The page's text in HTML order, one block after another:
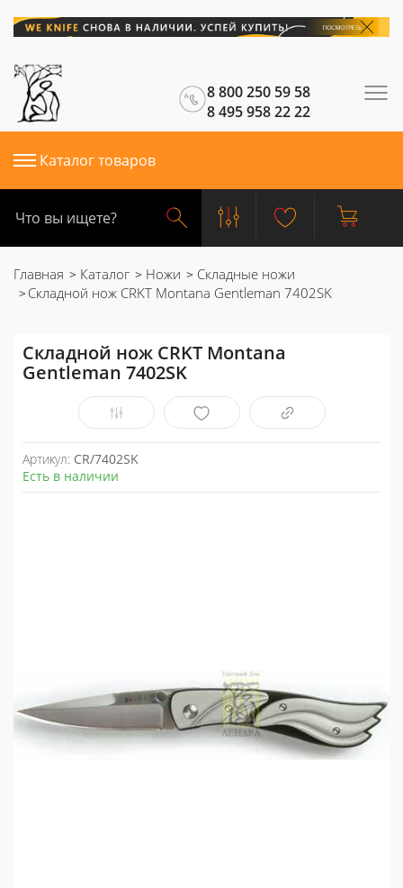
8 800 250 59 58
8 495 958 22 22
Каталог товаров
Главная Каталог Ножи
Складные ножи
Складной нож CRKT Montana Gentleman 7402SK
Складной нож CRKT Montana
Gentleman 7402SK
Артикул: CR/7402SK
Есть в наличии